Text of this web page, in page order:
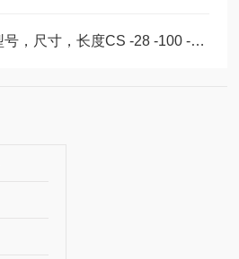
TLV -43 -5680 -NIC型号，尺寸，长度CS -28 -100 -2RS -B -NIC 。